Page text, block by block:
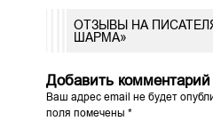
ОТЗЫВЫ НА
ШАРМА»
Добавить комментарий
Ваш адрес email не будет
поля помечены *